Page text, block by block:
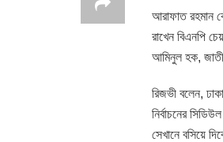
আরাফাত রহমান
রাখেন বিএনপি
আমিনুল হক,
রিজভী বলেন,
নির্বাচনের
সেখানে বসিয়ে